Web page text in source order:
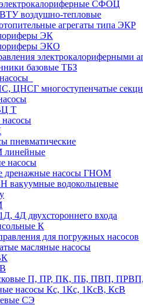
СФОЦ
воздушно-тепловые
агрегаты типа ЭКР
ЭК
ЭКО
электрокалориферными
базовые ТБЗ
ЦНСГ многоступенчатые
Т
пневматические
линейные
насосы
дренажные насосы ГНОМ
вакуумные водокольцевые
4Д двухстороннего входа
К
для погружных насосов
масляные насосы
П, ПР, ПК, ПБ, ПВП,
насосы Кс, 1Кс, 1КсВ, КсВ
СЭ